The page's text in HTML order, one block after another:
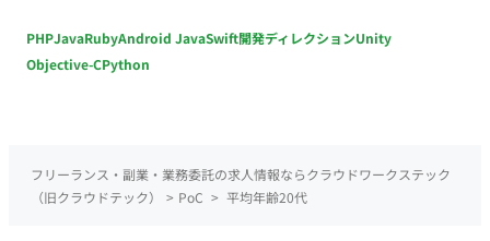
PHPJavaRubyAndroid JavaSwift開発ディレクションUnity
Objective-CPython
フリーランス・副業・業務委託の求人情報ならクラウドワークステック
（旧クラウドテック）
> PoC > 平均年齢20代